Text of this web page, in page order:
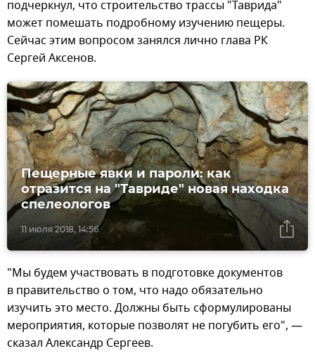
подчеркнул, что строительство трассы "Таврида"
может помешать подробному изучению пещеры.
Сейчас этим вопросом занялся лично глава РК
Сергей Аксенов.
11 июля 2018, 14:56
Пещерные явки и пароли: как
отразится на "Тавриде" новая находка
спелеологов
"Мы будем участвовать в подготовке документов
в правительство о том, что надо обязательно
изучить это место. Должны быть сформулированы
мероприятия, которые позволят не погубить его", —
сказал Александр Сергеев.